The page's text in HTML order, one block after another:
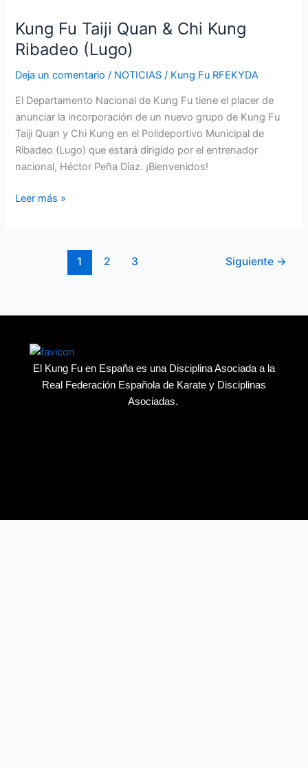
Kung Fu Taiji Quan & Chi Kung
Ribadeo (Lugo)
Deja un comentario / NOTICIAS / Kung Fu RFEKYDA
El Departamento Nacional de Kung Fu tiene el placer de
anunciar la incorporación de un nuevo grupo de Kung Fu
Taiji Quan y Chi Kung en el Polideportivo Municipal de
Ribadeo (Lugo) que estará dirigido por el entrenador
nacional, Héctor Peña Díaz. ¡Bienvenidos!
Taiji
Quan
Chi
Kung
Ribadeo
(Lugo)
Leer más »
1 2 3 Siguiente →
El Kung Fu en España es una Disciplina Asociada a la
Real Federación Española de Karate y Disciplinas
Asociadas.